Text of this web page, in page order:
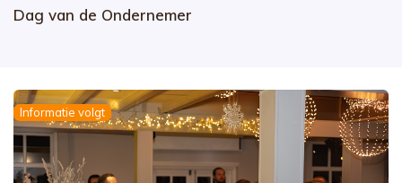
Dag van de Ondernemer
Informatie volgt